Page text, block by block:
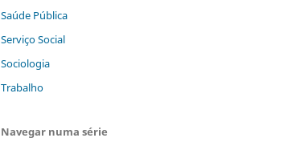
Saúde Pública
Serviço Social
Sociologia
Trabalho
Navegar numa série